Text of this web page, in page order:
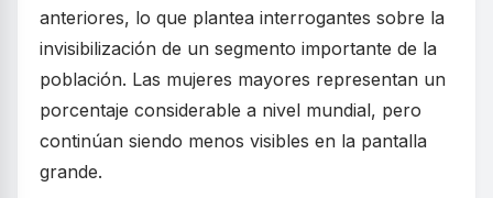
anteriores, lo que plantea interrogantes sobre la
invisibilización de un segmento importante de la
población. Las mujeres mayores representan un
porcentaje considerable a nivel mundial, pero
continúan siendo menos visibles en la pantalla
grande.